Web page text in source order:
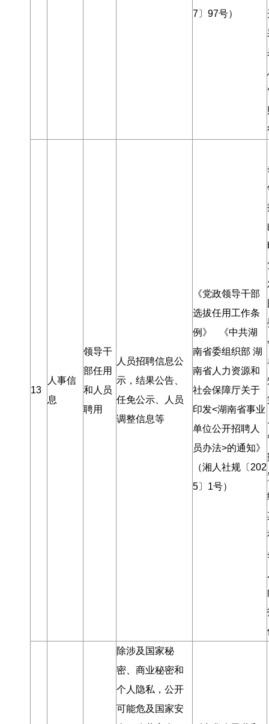
7〕97号）
13
人事信
息
领导干
部任用
和人员
聘用
人员招聘信息公
示 ， 结果公告、
任免公示、人员
调整信息等
《党政领导干部
选拔任用工作条
例》 《中共湖
南省委组织部 湖
南省人力资源和
社会保障厅关于
印发<湖南省事业
单位公开招聘人
员办法>的通知》
（湘人社规〔202
5〕1号）
除涉及国家秘
密、商业秘密和
个人隐私 ， 公开
可能危及国家安